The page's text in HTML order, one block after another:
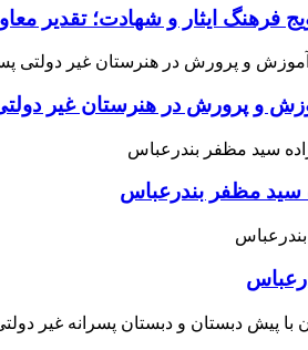
فرهنگ ایثار و شهادت؛ تقدیر
و پرورش در هنرستان غیر دولتی
سید مظفر بندرعباس